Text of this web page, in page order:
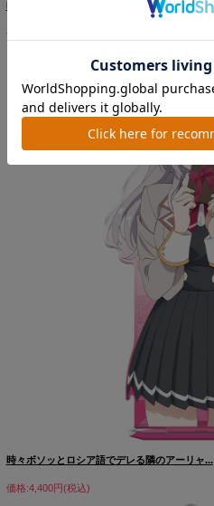
時々ボソッとロシア語でデレる隣のアーリャ...
価格:3,300円(税込)
時々ボソッとロシア語でデレる隣のアーリャ...
価格:4,400円(税込)